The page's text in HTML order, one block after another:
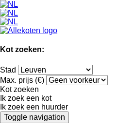
Kot zoeken:
Stad
Max. prijs (€)
Kot zoeken
Ik zoek een kot
Ik zoek een huurder
Toggle navigation